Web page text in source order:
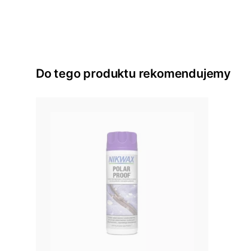
Do tego produktu rekomendujemy